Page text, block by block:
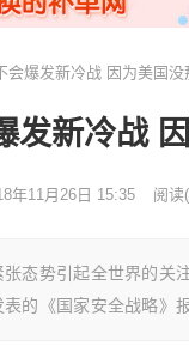
会爆发新冷战 因为美国没
发新冷战
年11月26日 15:35 阅读
态势引起全世界的关
的《国家安全战略》